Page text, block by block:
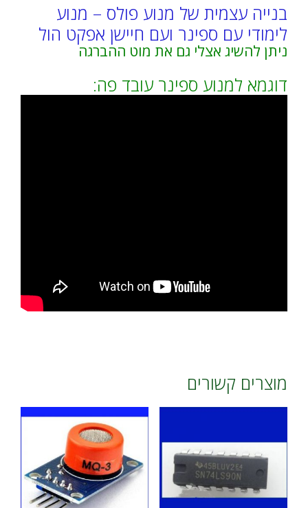
בנייה עצמית של מנוע פולס – מנוע
לימודי עם ספינר ועם חיישן אפקט הול
ניתן להשיג אצלי גם את מוט ההברגה
דוגמא למנוע ספינר עובד פה:
מוצרים קשורים